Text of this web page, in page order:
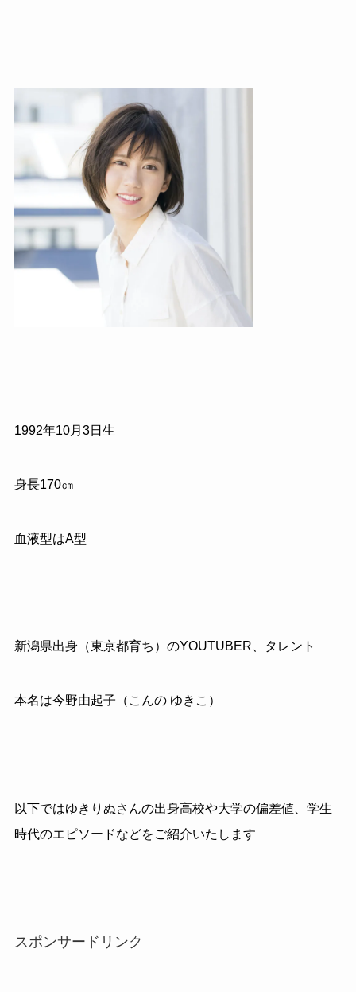
1992年10月3日生
身長170㎝
血液型はA型
新潟県出身（東京都育ち）のYOUTUBER、タレント
本名は今野由起子（こんの ゆきこ）
以下ではゆきりぬさんの出身高校や大学の偏差値、学生
時代のエピソードなどをご紹介いたします
スポンサードリンク